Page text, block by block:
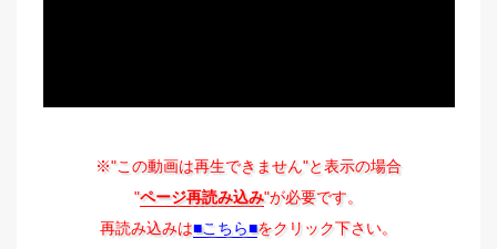
※"この動画は再生できません"と表示の場合
"ページ再読み込み"が必要です。
再読み込みは■こちら■をクリック下さい。